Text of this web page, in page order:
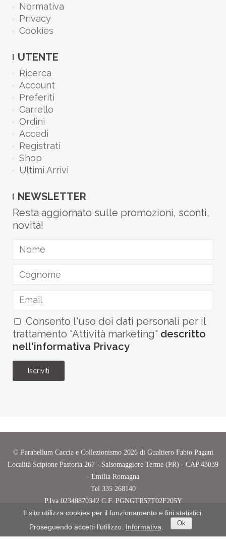
Il sito utilizza cookies per il funzionamento e fini statistici.
Proseguendo accetti l’utilizzo. Informativa Ok
Normativa
Privacy
Cookies
UTENTE
Ricerca
Account
Preferiti
Carrello
Ordini
Accedi
Registrati
Shop
Ultimi Arrivi
NEWSLETTER
Resta aggiornato sulle promozioni, sconti,
novità!
Consento l'uso dei dati personali per il
trattamento "Attività marketing" descritto
nell'informativa Privacy
Iscriviti
© Parabellum Caccia e Collezionismo2026 di Gualtiero Fabio Pagani
Località Scipione Pastoria 267 - Salsomaggiore Terme (PR) - CAP 43039
- Emilia Romagna
Tel 335 268140
P.Iva 02348870342 C.F. PGNGTR57T02F205Y
Informativa sulla Privacy-Informativa Cookies
Powered byGestione Armeria